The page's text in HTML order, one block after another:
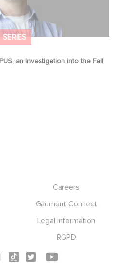
SERIES
an Investigation into the Fall
Careers
Gaumont Connect
Legal information
RGPD